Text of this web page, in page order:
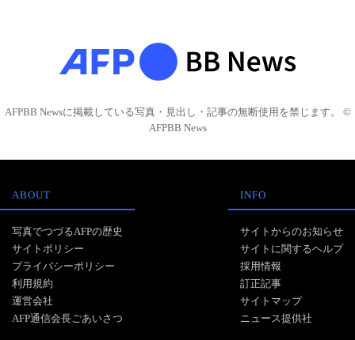
AFPBB Newsに掲載している写真・見出し・記事の無断使用を禁じます。 ©
AFPBB News
ABOUT
写真でつづるAFPの歴史
サイトポリシー
プライバシーポリシー
利用規約
運営会社
AFP通信会長ごあいさつ
INFO
サイトからのお知らせ
サイトに関するヘルプ
採用情報
訂正記事
サイトマップ
ニュース提供社